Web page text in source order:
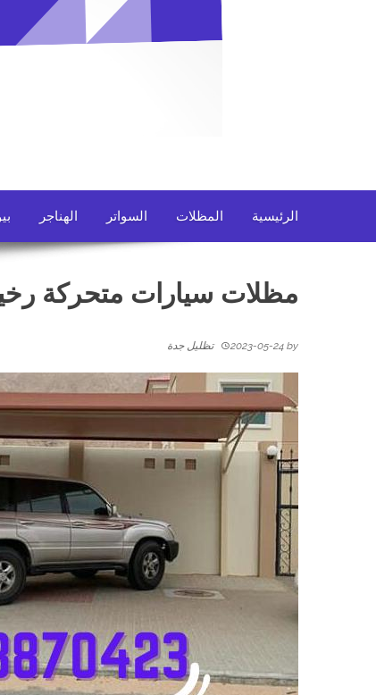
الرئيسية المظلات السواتر الهناجر
مظلات سيارات متحركة
2023-05-24 by تظليل جدة